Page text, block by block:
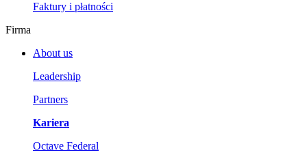
Faktury i płatności
Firma
About us
Leadership
Partners
Kariera
Octave Federal